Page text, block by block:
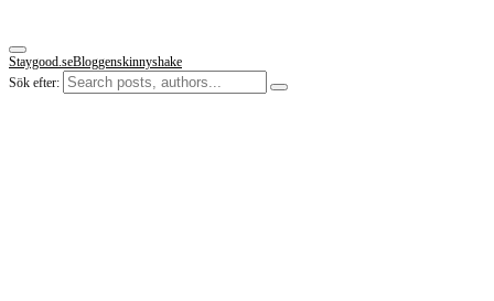
Staygood.seBloggenskinnyshake
Sök efter: